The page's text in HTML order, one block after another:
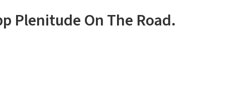
Plenitude On The Road.